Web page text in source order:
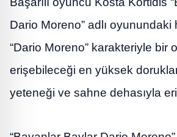
Dario Moreno” adlı oyunundaki
“Dario Moreno” karakteriyle bir
erişebileceği en yüksek
yeteneği ve sahne dehasıyla